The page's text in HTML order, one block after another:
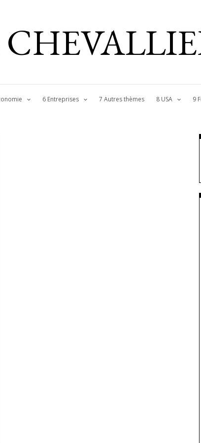
6 Entreprises 7 Autres thèmes 8 USA 9